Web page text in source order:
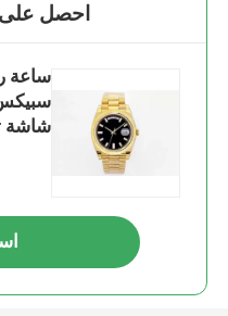
احصل
ساعة
شاشة